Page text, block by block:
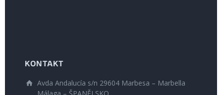
KONTAKT
Avda Andalucía s/n 29604 Marbesa – Marbella